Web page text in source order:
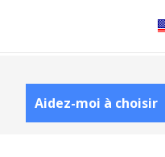
Aidez-moi à choisir